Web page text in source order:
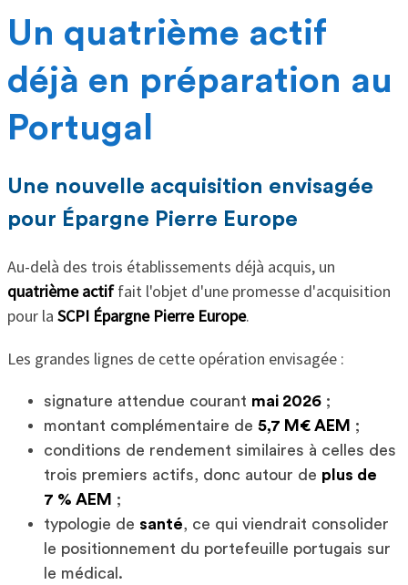
Un quatrième actif
déjà en préparation au
Portugal
Une nouvelle acquisition envisagée
pour Épargne Pierre Europe
Au-delà des trois établissements déjà acquis, un
quatrième actiffait l'objet d'une promesse d'acquisition
pour la SCPI Épargne Pierre Europe.
Les grandes lignes de cette opération envisagée :
signature attendue courant mai 2026;
montant complémentaire de 5,7 M€ AEM ;
conditions de rendement similaires à celles des
trois premiers actifs, donc autour de plus de
7 % AEM ;
typologie de santé , ce qui viendrait consolider
le positionnement du portefeuille portugais sur
le médical.